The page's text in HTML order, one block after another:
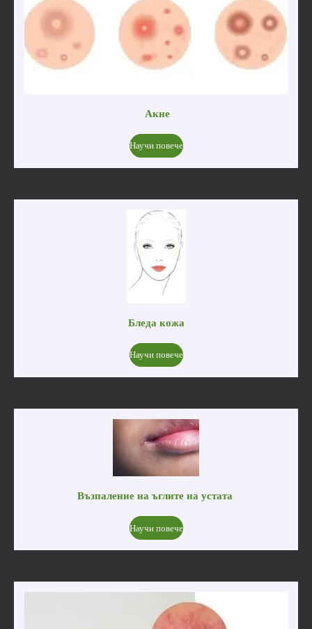
Акне
Научи повече
Бледа кожа
Научи повече
Възпаление на ъглите на устата
Научи повече